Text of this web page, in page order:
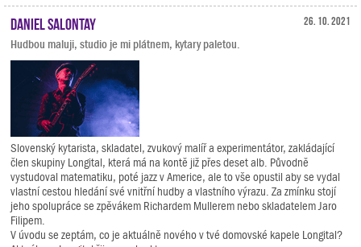
26. 10. 2021
Daniel Salontay
Hudbou maluji, studio je mi plátnem, kytary paletou.
Slovenský kytarista, skladatel, zvukový malíř a experimentátor, zakládající
člen skupiny Longital, která má na kontě již přes deset alb. Původně
vystudoval matematiku, poté jazz v Americe, ale to vše opustil aby se vydal
vlastní cestou hledání své vnitřní hudby a vlastního výrazu. Za zmínku stojí
jeho spolupráce se zpěvákem Richardem Mullerem nebo skladatelem Jaro
Filipem.
V úvodu se zeptám, co je aktuálně nového v tvé domovské kapele Longital?